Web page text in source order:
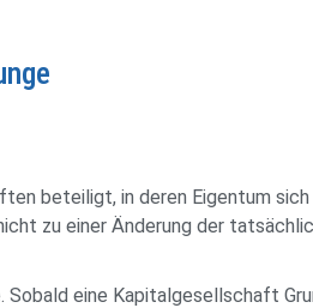
beteiligt, in deren Eigentum
zu einer Änderung der
eine Kapitalgesellschaft